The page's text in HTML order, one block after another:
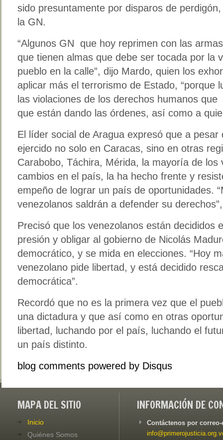
sido presuntamente por disparos de
la GN.
“Algunos GN que hoy reprimen con las
que tienen almas que debe ser tocada por la
pueblo en la calle”, dijo Mardo, quien los
aplicar más el terrorismo de Estado, “porque
las violaciones de los derechos humanos
que están dando las órdenes, así como a
El líder social de Aragua expresó que a
ejercido no solo en Caracas, sino en otras
Carabobo, Táchira, Mérida, la mayoría de los
cambios en el país, la ha hecho frente y
empeño de lograr un país de oportunidades.
venezolanos saldrán a defender su
Precisó que los venezolanos están decididos
presión y obligar al gobierno de Nicolás
democrático, y se mida en elecciones. “Hoy
venezolano pide libertad, y está decidido
democrática”.
Recordó que no es la primera vez que el
una dictadura y que así como en otras
libertad, luchando por el país, luchando el
un país distinto.
blog comments powered by Disqus
MAPA DEL SITIO
Inicio
Quiénes Somos
INFORMACIÓN DE
Contáctenos por